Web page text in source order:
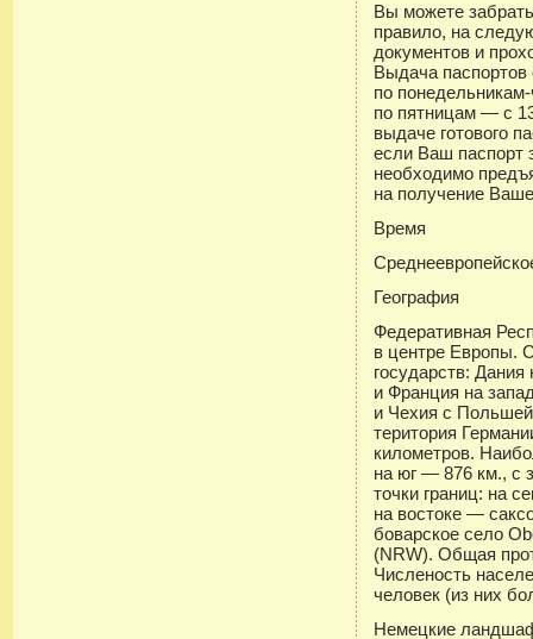
Вы можете
правило, на
документов и
Выдача
по
по пятницам — с
выдаче готового
если Ваш паспорт
необходимо
на получение
Время
География
Федеративная
в центре Европы.
государств:
и Франция на
и Чехия с Польшей
територия
километров.
на юг — 876 км., с
точки границ: на
на востоке —
боварское село
(NRW). Общая
Численость
человек (из них
Немецкие